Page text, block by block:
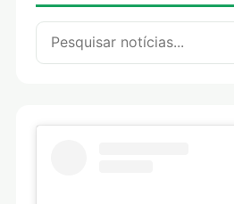
Pesquisar por: